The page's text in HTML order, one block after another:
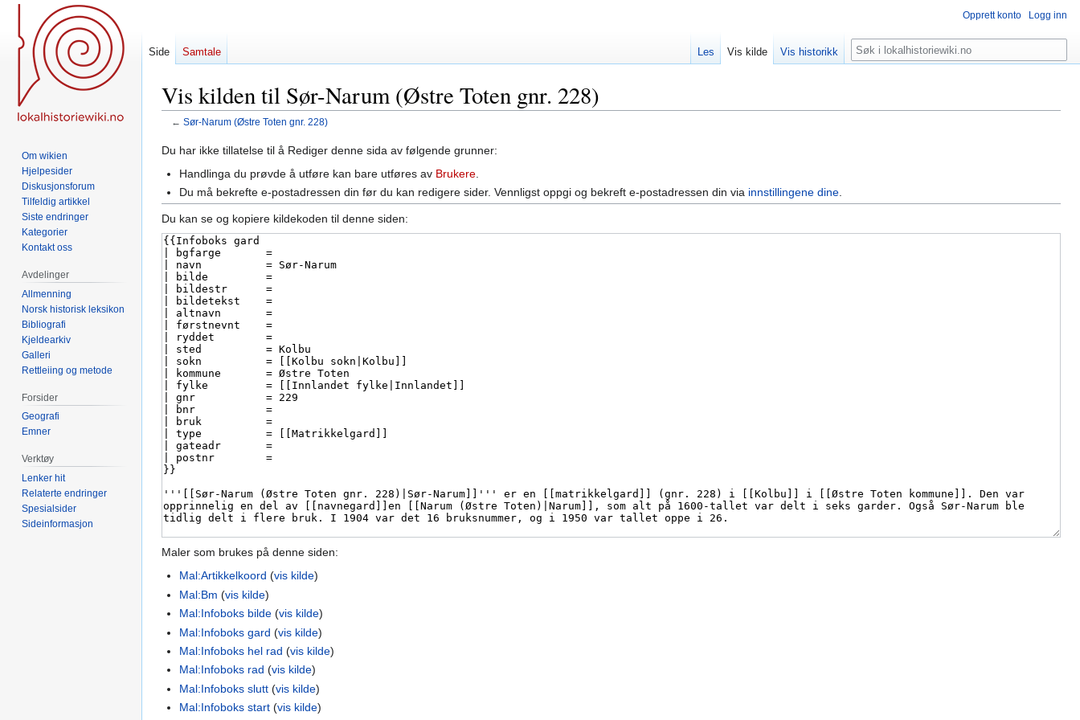
Vis kilden til Sør-Narum (Østre Toten gnr. 228)
← Sør-Narum (Østre Toten gnr. 228)
Hopp
navigering
Hopp
Du har ikke tillatelse til å Rediger denne sida av følgende grunner:
Handlinga du prøvde å utføre kan bare utføres av Brukere
Du må bekrefte e-postadressen din før du kan redigere sider. Vennligst oppgi og bekreft e-postadressen din via innstillingene dine
Du kan se og kopiere kildekoden til denne siden:
Maler som brukes på denne siden:
Mal:Artikkelkoord (vis kilde)
Mal:Bm (vis kilde)
Mal:Infoboks bilde (vis kilde)
Mal:Infoboks gard (vis kilde)
Mal:Infoboks hel rad (vis kilde)
Mal:Infoboks rad (vis kilde)
Mal:Infoboks slutt (vis kilde)
Mal:Infoboks start (vis kilde)
Opprett konto Logg inn
Side Samtale Les Vis kilde Vis historikk Søk
Om wikien
Hjelpesider
Diskusjonsforum
Tilfeldig artikkel
Siste endringer
Kategorier
Kontakt oss
Avdelinger
Allmenning
Norsk historisk leksikon
Bibliografi
Kjeldearkiv
Galleri
Rettleiing og metode
Forsider
Geografi
Emner
Verktøy
Lenker hit
Relaterte endringer
Spesialsider
Sideinformasjon